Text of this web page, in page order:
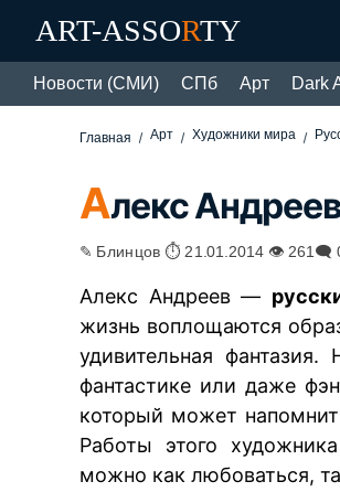
ART-ASSORTY
Новости (СМИ) СПб Арт Dark
Главная Арт Художники мира
Алекс
✎ Блинцов ⏱ 21.01.2014 👁 261 🗨
Алекс Андреев —
жизнь воплощаются
удивительная
фантастике или даже
который может
Работы этого
можно как любоваться,